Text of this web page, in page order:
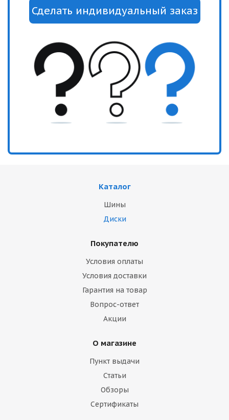
Каталог
Шины
Диски
Покупателю
Условия оплаты
Условия доставки
Гарантия на товар
Вопрос-ответ
Акции
О магазине
Пункт выдачи
Статьи
Обзоры
Сертификаты